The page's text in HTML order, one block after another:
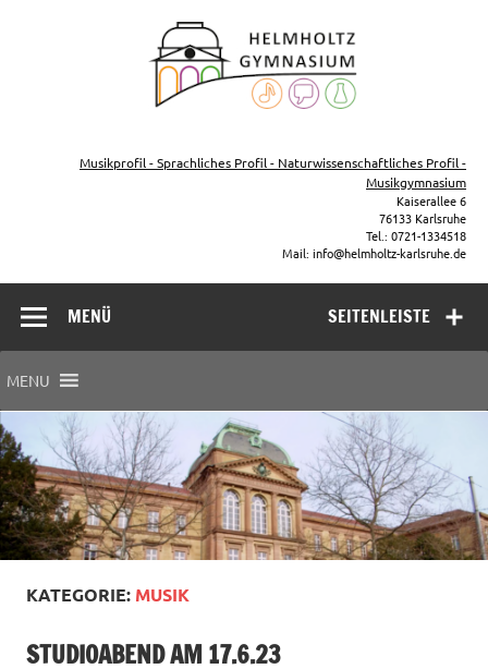
Musikprofil - Sprachliches Profil - Naturwissenschaftliches Profil -
Musikgymnasium
Kaiserallee 6
76133 Karlsruhe
Tel.: 0721-1334518
Mail: info@helmholtz-karlsruhe.de
SEITENLEISTE
MENÜ
MENU
KATEGORIE: MUSIK
STUDIOABEND AM 17.6.23